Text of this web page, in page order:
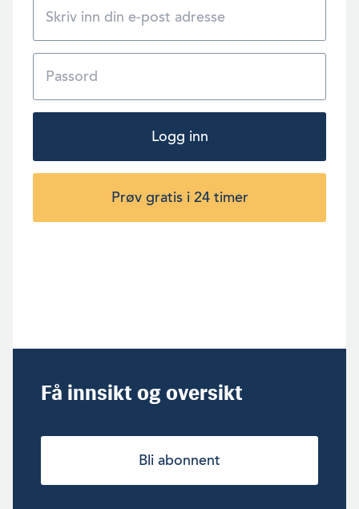
Logg inn
Prøv gratis i 24 timer
Få innsikt og oversikt
Bli abonnent